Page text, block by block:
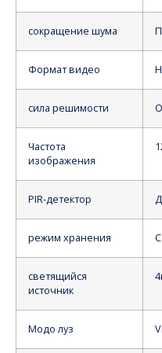
сокращение шума
Формат видео
сила решимости
Частота
изображения
PIR-детектор
режим хранения
светящийся
источник
Модо луз